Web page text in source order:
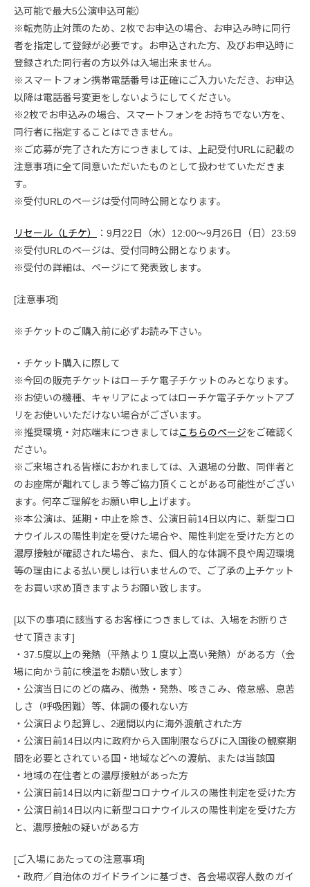
込可能で最大5公演申込可能）
※転売防止対策のため、2枚でお申込の場合、お申込み時に同行
者を指定して登録が必要です。お申込された方、及びお申込時に
登録された同行者の方以外は入場出来ません。
※スマートフォン携帯電話番号は正確にご入力いただき、お申込
以降は電話番号変更をしないようにしてください。
※2枚でお申込みの場合、スマートフォンをお持ちでない方を、
同行者に指定することはできません。
※ご応募が完了された方につきましては、上記受付URLに記載の
注意事項に全て同意いただいたものとして扱わせていただきま
す。
※受付URLのページは受付同時公開となります。
リセール（Lチケ）
：9月22日（水）12:00〜9月26日（日）23:59
※受付URLのページは、受付同時公開となります。
※受付の詳細は、ページにて発表致します。
[注意事項]
※チケットのご購入前に必ずお読み下さい。
・チケット購入に際して
※今回の販売チケットはローチケ電子チケットのみとなります。
※お使いの機種、キャリアによってはローチケ電子チケットアプ
リをお使いいただけない場合がございます。
※推奨環境・対応端末につきましてはこちらのページをご確認く
ださい。
※ご来場される皆様におかれましては、入退場の分散、同伴者と
のお座席が離れてしまう等ご協力頂くことがある可能性がござい
ます。何卒ご理解をお願い申し上げます。
※本公演は、延期・中止を除き、公演日前14日以内に、新型コロ
ナウイルスの陽性判定を受けた場合や、陽性判定を受けた方との
濃厚接触が確認された場合、また、個人的な体調不良や周辺環境
等の理由による払い戻しは行いませんので、ご了承の上チケット
をお買い求め頂きますようお願い致します。
[以下の事項に該当するお客様につきましては、入場をお断りさ
せて頂きます]
・37.5度以上の発熱（平熱より１度以上高い発熱）がある方（会
場に向かう前に検温をお願い致します）
・公演当日にのどの痛み、微熱・発熱、咳きこみ、倦怠感、息苦
しさ（呼吸困難）等、体調の優れない方
・公演日より起算し、2週間以内に海外渡航された方
・公演日前14日以内に政府から入国制限ならびに入国後の観察期
間を必要とされている国・地域などへの渡航、または当該国
・地域の在住者との濃厚接触があった方
・公演日前14日以内に新型コロナウイルスの陽性判定を受けた方
・公演日前14日以内に新型コロナウイルスの陽性判定を受けた方
と、濃厚接触の疑いがある方
[ご入場にあたっての注意事項]
・政府／自治体のガイドラインに基づき、各会場収容人数のガイ